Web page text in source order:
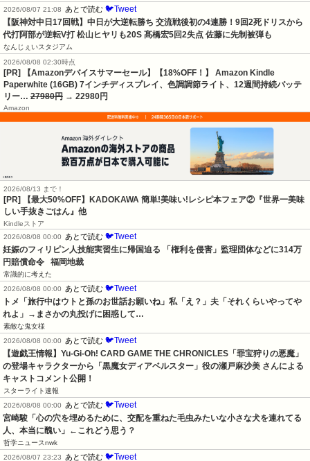
2026/08/07 21:08 あとで読む 🐦Tweet
【阪神対中日17回戦】中日が大逆転勝ち 交流戦後初の4連勝！9回2死ドリスから
代打阿部が逆転V打 松山ヒヤリも20S 髙橋宏5回2失点 佐藤に先制被弾も
なんじぇいスタジアム
2026/08/08 02:30時点
[PR] 【Amazonデバイスサマーセール】【18%OFF！】 Amazon Kindle
Paperwhite (16GB) 7インチディスプレイ、色調調節ライト、12週間持続バッテ
リー… 27980円 → 22980円
Amazon
2026/08/13 まで！
[PR] 【最大50%OFF】KADOKAWA 簡単!美味い!レシピ本フェア②『世界一美味
しい手抜きごはん』他
Kindleストア
2026/08/08 00:00 あとで読む 🐦Tweet
妊娠のフィリピン人技能実習生に帰国迫る 「権利を侵害」監理団体などに314万
円賠償命令   福岡地裁
常識的に考えた
2026/08/08 00:00 あとで読む 🐦Tweet
トメ「旅行中はウトと孫のお世話お願いね」私「え？」夫「それくらいやってや
れよ」→まさかの丸投げに困惑して…
素敵な鬼女様
2026/08/08 00:00 あとで読む 🐦Tweet
【遊戯王情報】Yu-Gi-Oh! CARD GAME THE CHRONICLES「罪宝狩りの悪魔」
の登場キャラクターから「黒魔女ディアベルスター」役の瀬戸麻沙美 さんによる
キャストコメント公開！
スターライト速報
2026/08/08 00:00 あとで読む 🐦Tweet
宮崎駿「心の穴を埋めるために、交配を重ねた毛虫みたいな小さな犬を連れてる
人、本当に醜い」←これどう思う？
哲学ニュースnwk
2026/08/07 23:23 あとで読む 🐦Tweet